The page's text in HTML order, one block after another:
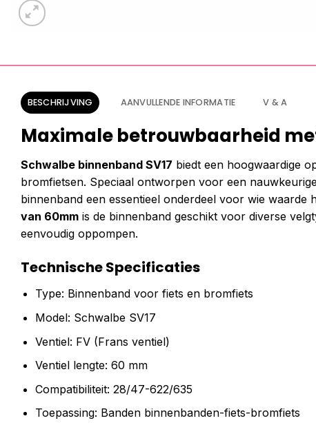
BESCHRIJVING AANVULLENDE INFORMATIE V & A
Maximale betrouwbaarheid
Schwalbe binnenband SV17 biedt een hoogwaardige
bromfietsen. Speciaal ontworpen voor een
binnenband een essentieel onderdeel voor wie waarde
van 60mm is de binnenband geschikt voor diverse
eenvoudig oppompen.
Technische Specificaties
Type: Binnenband voor fiets en bromfiets
Model: Schwalbe SV17
Ventiel: FV (Frans ventiel)
Ventiel lengte: 60 mm
Compatibiliteit: 28/47-622/635
Toepassing: Banden binnenbanden-fiets-bromfiets